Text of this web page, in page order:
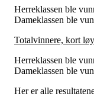
Herreklassen ble
Dameklassen ble
Totalvinnere, kort
Herreklassen ble
Dameklassen ble
Her er alle